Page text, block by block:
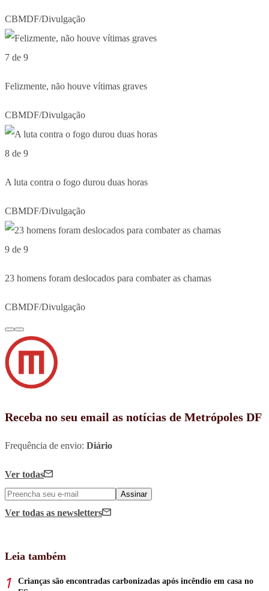
CBMDF/Divulgação
7 de 9
Felizmente, não houve vítimas graves
CBMDF/Divulgação
8 de 9
A luta contra o fogo durou duas horas
CBMDF/Divulgação
9 de 9
23 homens foram deslocados para combater as chamas
CBMDF/Divulgação
Receba no seu email as notícias de Metrópoles DF
Frequência de envio: Diário
Ver todas
Assinar
Ver todas as newsletters
Leia também
Crianças são encontradas carbonizadas após incêndio em casa no